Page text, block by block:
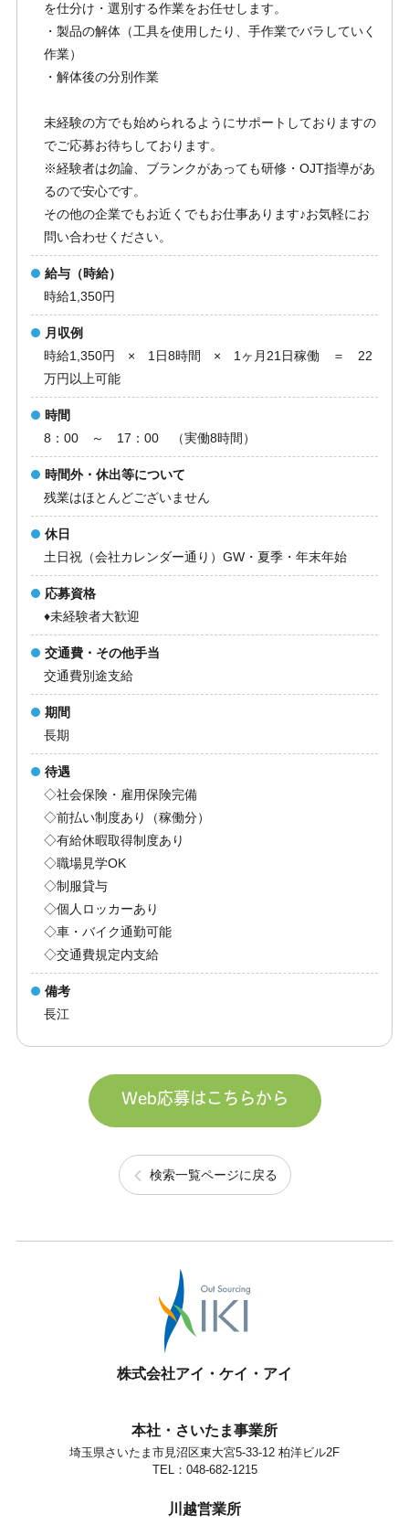
を仕分け・選別する作業をお任せします。
・製品の解体（工具を使用したり、手作業でバラしていく
作業）
・解体後の分別作業
未経験の方でも始められるようにサポートしておりますの
でご応募お待ちしております。
※経験者は勿論、ブランクがあっても研修・OJT指導があ
るので安心です。
その他の企業でもお近くでもお仕事あります♪お気軽にお
問い合わせください。
給与（時給）
時給1,350円
月収例
時給1,350円 × 1日8時間 × 1ヶ月21日稼働 ＝ 22
万円以上可能
時間
8：00 ～ 17：00 （実働8時間）
時間外・休出等について
残業はほとんどございません
休日
土日祝（会社カレンダー通り）GW・夏季・年末年始
応募資格
♦未経験者大歓迎
交通費・その他手当
交通費別途支給
期間
長期
待遇
◇社会保険・雇用保険完備
◇前払い制度あり（稼働分）
◇有給休暇取得制度あり
◇職場見学OK
◇制服貸与
◇個人ロッカーあり
◇車・バイク通勤可能
◇交通費規定内支給
備考
長江
Web応募はこちらから
検索一覧ページに戻る
株式会社アイ・ケイ・アイ
本社・さいたま事業所
埼玉県さいたま市見沼区東大宮5-33-12 柏洋ビル2F
TEL：048-682-1215
川越営業所